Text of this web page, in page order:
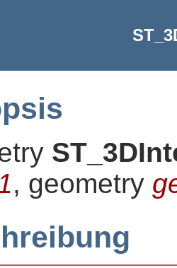
, geometry